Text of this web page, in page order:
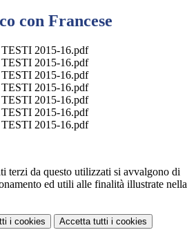
con Francese
2015-16.pdf
2015-16.pdf
2015-16.pdf
2015-16.pdf
2015-16.pdf
2015-16.pdf
2015-16.pdf
terzi da questo utilizzati si avvalgono di
ed utili alle finalità illustrate nella
i cookies Accetta tutti i cookies